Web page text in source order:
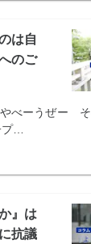
は自
のご
やべーうぜー
…
』は
抗議